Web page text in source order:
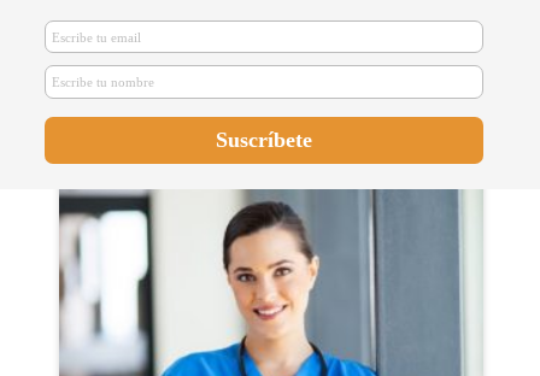
¿Cómo ser enfermera de
quirófano? Qué estudiar y
requisitos